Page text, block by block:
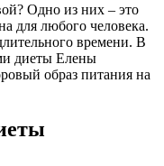
Одно из них – это
для любого человека.
времени. В
диеты Елены
образ питания на